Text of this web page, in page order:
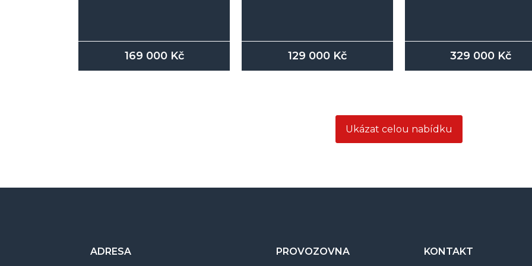
169 000Kč 129 000 Kč 329 000 Kč
Ukázat celou nabídku
ADRESA PROVOZOVNA KONTAKT